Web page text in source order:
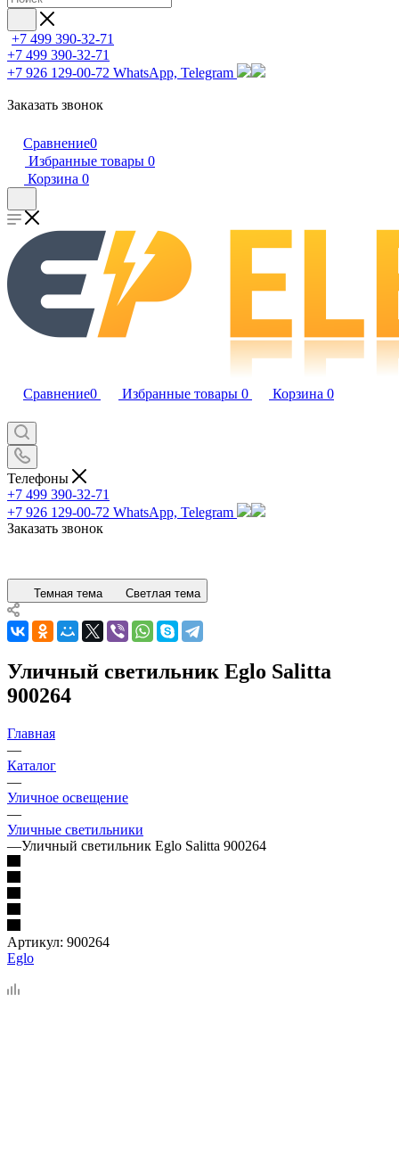
+7 499 390-32-71
+7 499 390-32-71
+7 926 129-00-72 WhatsApp, Telegram
Заказать звонок
Сравнение0
Избранные товары 0
Корзина 0
Сравнение0 Избранные товары 0 Корзина 0
Телефоны
+7 499 390-32-71
+7 926 129-00-72 WhatsApp, Telegram
Заказать звонок
Темная тема Светлая тема
Уличный светильник Eglo Salitta
900264
Главная
—
Каталог
—
Уличное освещение
—
Уличные светильники
—Уличный светильник Eglo Salitta 900264
Артикул: 900264
Eglo